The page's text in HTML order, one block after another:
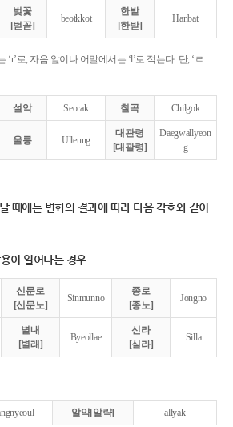
벚꽃
[벋꼳]
beotkkot
한밭
[한받]
Hanbat
‘r’로, 자음 앞이나 어말에서는 ‘l’로 적는다. 단, ‘ㄹ
설악 Seorak 칠곡 Chilgok
울릉 Ulleung
대관령
[대괄령]
Daegwallyeon
g
때에는 변화의 결과에 따라 다음 각호와 같이
이 일어나는 경우
신문로
[신문노]
Sinmunno
종로
[종노]
Jongno
별내
[별래]
Byeollae
신라
[실라]
Silla
알약[알략] allyak